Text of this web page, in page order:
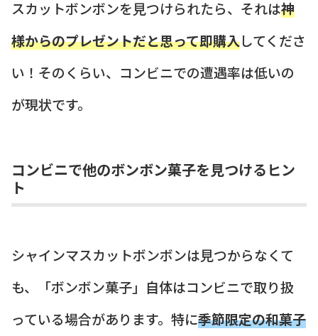
スカットボンボンを見つけられたら、それは神
様からのプレゼントだと思って即購入してくださ
い！そのくらい、コンビニでの遭遇率は低いの
が現状です。
コンビニで他のボンボン菓子を見つけるヒン
ト
シャインマスカットボンボンは見つからなくて
も、「ボンボン菓子」自体はコンビニで取り扱
っている場合があります。特に季節限定の和菓子